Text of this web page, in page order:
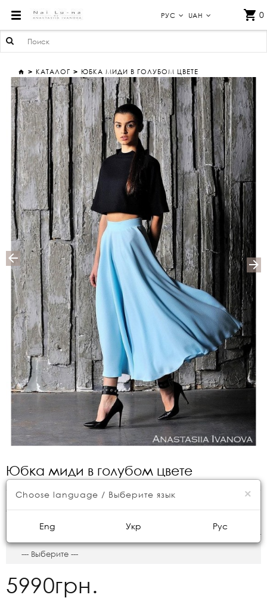
РУС UAH 0
КАТАЛОГ ЮБКА МИДИ В ГОЛУБОМ ЦВЕТЕ
Юбка миди в голубом цвете
Артикул:AI2214
Консультация менеджера
Размер
5990грн.
×
Choose language / Выберите язык
Eng Укр Рус
ЮБКА МИДИ В ГОЛУБОМ ЦВЕТЕ